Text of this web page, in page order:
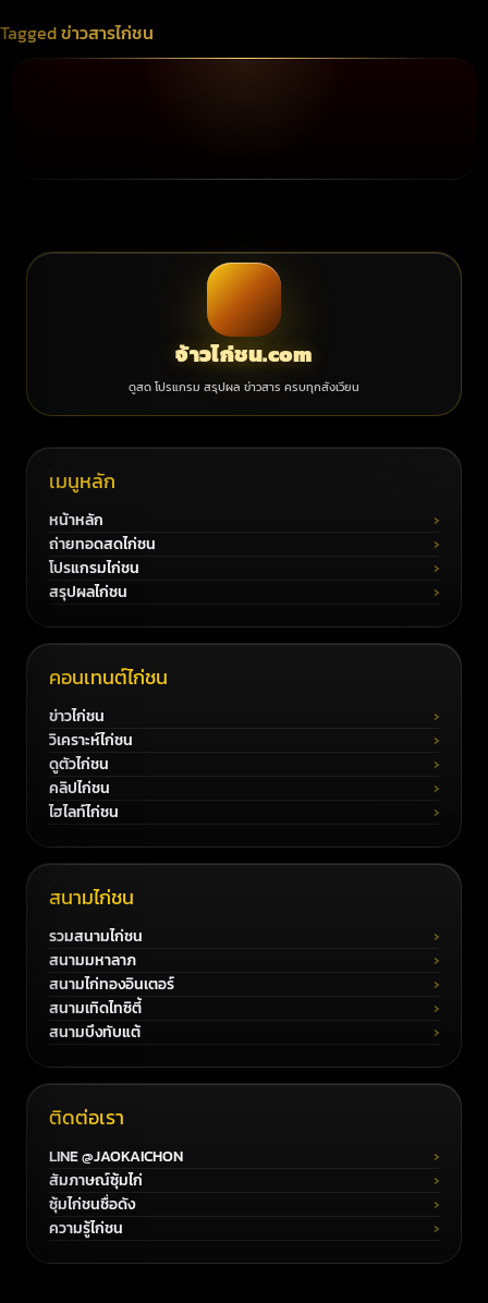
Taggedข่าวสารไก่ชน
จ้าวไก่ชน.com
ดูสด โปรแกรม สรุปผล ข่าวสาร ครบทุกสังเวียน
เมนูหลัก
หน้าหลัก
ถ่ายทอดสดไก่ชน
โปรแกรมไก่ชน
สรุปผลไก่ชน
คอนเทนต์ไก่ชน
ข่าวไก่ชน
วิเคราะห์ไก่ชน
ดูตัวไก่ชน
คลิปไก่ชน
ไฮไลท์ไก่ชน
สนามไก่ชน
รวมสนามไก่ชน
สนามมหาลาภ
สนามไก่ทองอินเตอร์
สนามเทิดไทซิตี้
สนามบึงทับแต้
ติดต่อเรา
LINE @JAOKAICHON
สัมภาษณ์ซุ้มไก่
ซุ้มไก่ชนชื่อดัง
ความรู้ไก่ชน